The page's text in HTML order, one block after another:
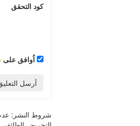
كود التحقق
اُوافق على
أرسل
شروط النشر: